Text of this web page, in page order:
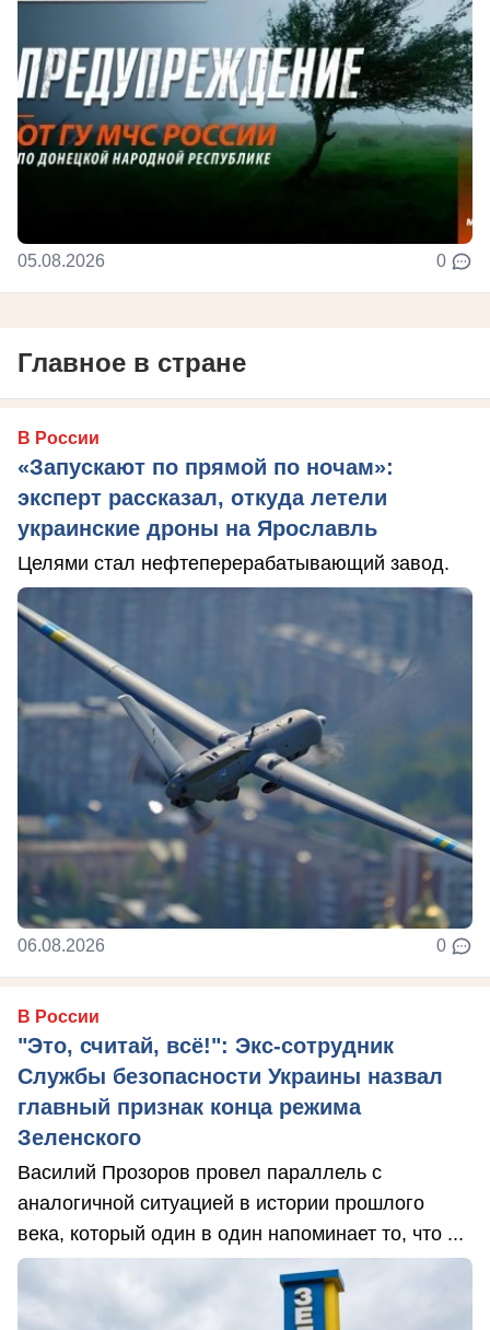
05.08.2026 0
Главное в стране
В России
«Запускают по прямой по ночам»:
эксперт рассказал, откуда летели
украинские дроны на Ярославль
Целями стал нефтеперерабатывающий завод.
06.08.2026 0
В России
"Это, считай, всё!": Экс-сотрудник
Службы безопасности Украины назвал
главный признак конца режима
Зеленского
Василий Прозоров провел параллель с
аналогичной ситуацией в истории прошлого
века, который один в один напоминает то, что ...